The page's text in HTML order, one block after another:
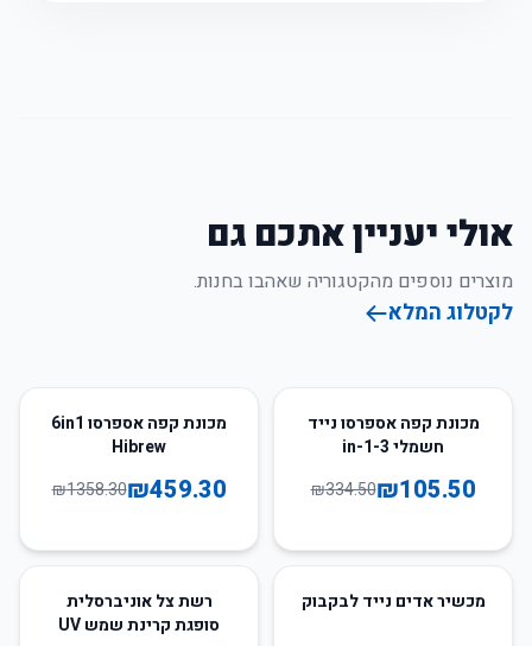
אולי יעניין אתכם גם
מוצרים נוספים מהקטגוריה שאהבו בחנות.
לקטלוג המלא
68
מכונת קפה אספרסו נייד
חשמלי 3-in-1
₪105.50
₪334.50
66
מכונת קפה אספרסו 6in1
Hibrew
₪459.30
₪1358.30
57%מכשיר אדים נייד לבקבוק
רשת צל אוניברסלית
סופגת קרינת שמש UV